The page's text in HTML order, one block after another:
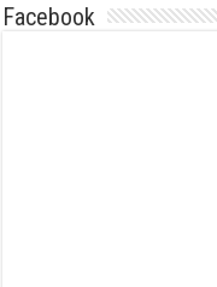
Facebook